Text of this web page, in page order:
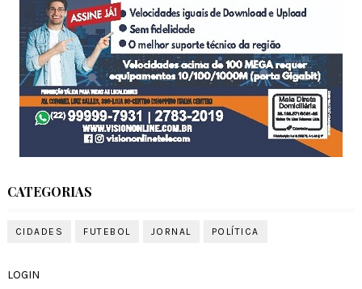
CATEGORIAS
CIDADES FUTEBOL JORNAL POLÍTICA
LOGIN